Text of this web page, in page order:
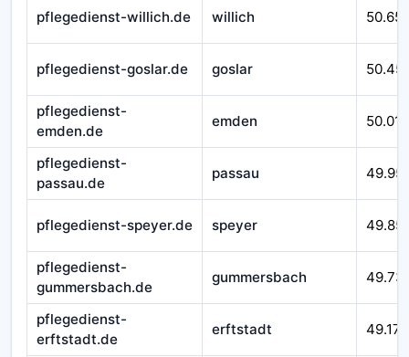
pflegedienst-willich.de willich
pflegedienst-goslar.de goslar
pflegedienst-
emden.de
emden 50.016
pflegedienst-
passau.de
passau
pflegedienst-speyer.de speyer
pflegedienst-
gummersbach.de
gummersbach
pflegedienst-
erftstadt.de
erftstadt 49.179